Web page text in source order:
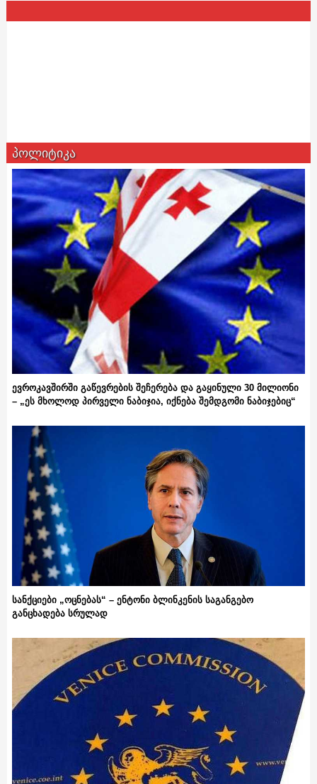
პოლიტიკა
ევროკავშირში გაწევრების შეჩერება და გაყინული 30 მილიონი
– „ეს მხოლოდ პირველი ნაბიჯია, იქნება შემდგომი ნაბიჯებიც“
სანქციები „ოცნებას“ – ენტონი ბლინკენის საგანგებო
განცხადება სრულად